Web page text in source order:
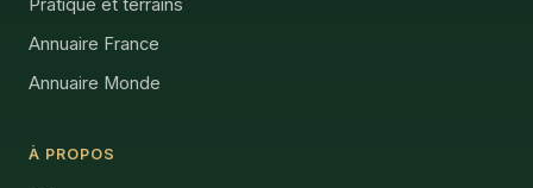
Pratique et terrains
Annuaire France
Annuaire Monde
À PROPOS